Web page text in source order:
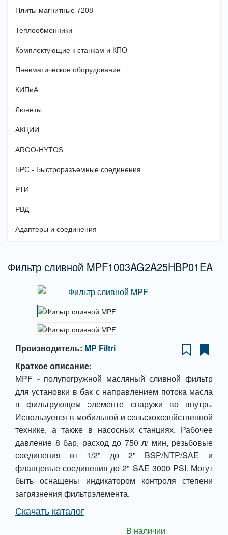
Плиты магнитные 7208
Теплообменники
Комплектующие к станкам и КПО
Пневматическое оборудование
КИПиА
Люнеты
АКЦИИ
ARGO-HYTOS
БРС - Быстроразъемные соединения
РТИ
РВД
Адаптеры и соединения
Фильтр сливной MPF1003AG2A25HBP01EA
Производитель: MP Filtri
Краткое описание:
MPF - полупогружной масляный сливной фильтр
для установки в бак с направлением потока масла
в фильтрующем элементе снаружи во внутрь.
Используется в мобильной и сельскохозяйственной
технике, а также в насосных станциях. Рабочее
давление 8 бар, расход до 750 л/ мин, резьбовые
соединения от 1/2" до 2" BSP/NTP/SAE и
фланцевые соединения до 2" SAE 3000 PSI. Могут
быть оснащены индикатором контроля степени
загрязнения фильтрэлемента.
Скачать каталог
В наличии